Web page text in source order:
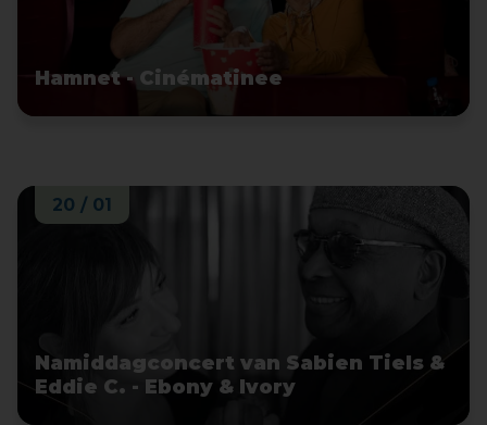
Hamnet - Cinématinee
Namiddagconcert van Sabien Tiels &
Eddie C. - Ebony & Ivory
20 / 01